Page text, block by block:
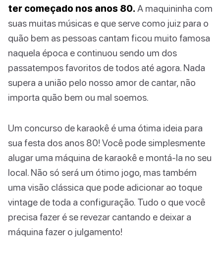
ter começado nos anos 80. A maquininha com
suas muitas músicas e que serve como juiz para o
quão bem as pessoas cantam ficou muito famosa
naquela época e continuou sendo um dos
passatempos favoritos de todos até agora. Nada
supera a união pelo nosso amor de cantar, não
importa quão bem ou mal soemos.
Um concurso de karaokê é uma ótima ideia para
sua festa dos anos 80! Você pode simplesmente
alugar uma máquina de karaokê e montá-la no seu
local. Não só será um ótimo jogo, mas também
uma visão clássica que pode adicionar ao toque
vintage de toda a configuração. Tudo o que você
precisa fazer é se revezar cantando e deixar a
máquina fazer o julgamento!